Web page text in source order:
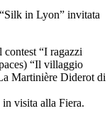
in Lyon” invitata
“I ragazzi
“Il villaggio
Martinière Diderot di
in visita alla Fiera.